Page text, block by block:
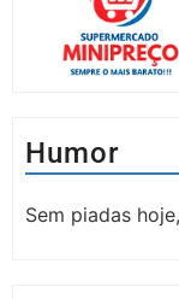
Humor
Sem piadas